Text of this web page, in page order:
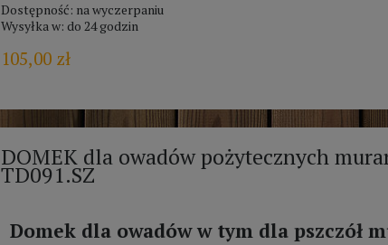
Dostępność: na wyczerpaniu
Wysyłka w: do 24 godzin
105,00 zł
DOMEK dla owadów pożytecznych
TD091.SZ
Domek dla owadów w tym dla pszczół